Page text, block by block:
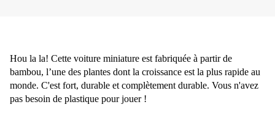
Hou la la! Cette voiture miniature est fabriquée à partir de
bambou, l’une des plantes dont la croissance est la plus rapide au
monde. C'est fort, durable et complètement durable. Vous n'avez
pas besoin de plastique pour jouer !